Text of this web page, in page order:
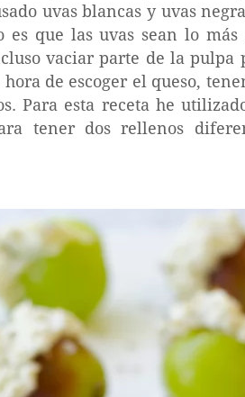
uvas blancas y uvas
que las uvas sean lo
vaciar parte de la pulpa
de escoger el queso,
Para esta receta he
tener dos rellenos